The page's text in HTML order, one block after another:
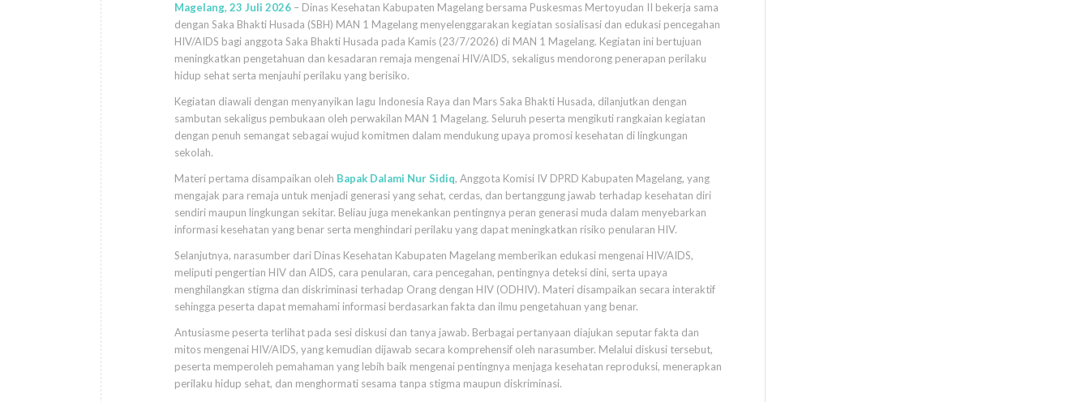
Magelang, 23 Juli 2026– Dinas Kesehatan Kabupaten Magelang bersama Puskesmas Mertoyudan II bekerja sama
dengan Saka Bhakti Husada (SBH) MAN 1 Magelang menyelenggarakan kegiatan sosialisasi dan edukasi pencegahan
HIV/AIDS bagi anggota Saka Bhakti Husada pada Kamis (23/7/2026) di MAN 1 Magelang. Kegiatan ini bertujuan
meningkatkan pengetahuan dan kesadaran remaja mengenai HIV/AIDS, sekaligus mendorong penerapan perilaku
hidup sehat serta menjauhi perilaku yang berisiko.
Kegiatan diawali dengan menyanyikan lagu Indonesia Raya dan Mars Saka Bhakti Husada, dilanjutkan dengan
sambutan sekaligus pembukaan oleh perwakilan MAN 1 Magelang. Seluruh peserta mengikuti rangkaian kegiatan
dengan penuh semangat sebagai wujud komitmen dalam mendukung upaya promosi kesehatan di lingkungan
sekolah.
Materi pertama disampaikan oleh Bapak Dalami Nur Sidiq, Anggota Komisi IV DPRD Kabupaten Magelang, yang
mengajak para remaja untuk menjadi generasi yang sehat, cerdas, dan bertanggung jawab terhadap kesehatan diri
sendiri maupun lingkungan sekitar. Beliau juga menekankan pentingnya peran generasi muda dalam menyebarkan
informasi kesehatan yang benar serta menghindari perilaku yang dapat meningkatkan risiko penularan HIV.
Selanjutnya, narasumber dari Dinas Kesehatan Kabupaten Magelang memberikan edukasi mengenai HIV/AIDS,
meliputi pengertian HIV dan AIDS, cara penularan, cara pencegahan, pentingnya deteksi dini, serta upaya
menghilangkan stigma dan diskriminasi terhadap Orang dengan HIV (ODHIV). Materi disampaikan secara interaktif
sehingga peserta dapat memahami informasi berdasarkan fakta dan ilmu pengetahuan yang benar.
Antusiasme peserta terlihat pada sesi diskusi dan tanya jawab. Berbagai pertanyaan diajukan seputar fakta dan
mitos mengenai HIV/AIDS, yang kemudian dijawab secara komprehensif oleh narasumber. Melalui diskusi tersebut,
peserta memperoleh pemahaman yang lebih baik mengenai pentingnya menjaga kesehatan reproduksi, menerapkan
perilaku hidup sehat, dan menghormati sesama tanpa stigma maupun diskriminasi.